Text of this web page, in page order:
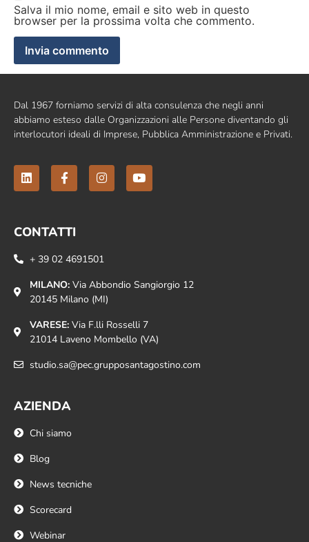
Salva il mio nome, email e sito web in questo
browser per la prossima volta che commento.
Dal 1967 forniamo servizi di alta consulenza che negli anni
abbiamo esteso dalle Organizzazioni alle Persone diventando gli
interlocutori ideali di Imprese, Pubblica Amministrazione e Privati.
CONTATTI
+ 39 02 4691501
MILANO:Via Abbondio Sangiorgio 12
20145 Milano (MI)
VARESE:Via F.lli Rosselli 7
21014 Laveno Mombello (VA)
studio.sa@pec.grupposantagostino.com
AZIENDA
Chi siamo
Blog
News tecniche
Scorecard
Webinar